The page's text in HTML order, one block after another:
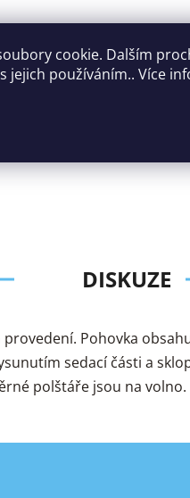
cookie. Dalším
jejich používáním.. Více
podpora
DISKUZE
provedení. Pohovka
sedací části a
polštáře jsou na